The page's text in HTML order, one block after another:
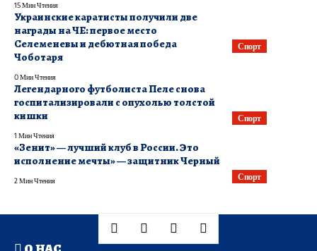
15 Мин Чтения
Спорт
Украинские каратисты получили две
награды на ЧЕ: первое место
Селеменевы и дебютная победа
Чоботаря
0 Мин Чтения
Спорт
Легендарного футболиста Пеле снова
госпитализировали с опухолью толстой
кишки
1 Мин Чтения
Спорт
«Зенит» — лучший клуб в России. Это
исполнение мечты» — защитник Черный
2 Мин Чтения